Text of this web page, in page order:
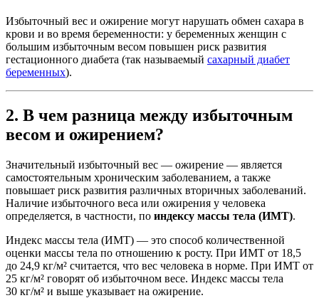
Избыточный вес и ожирение могут нарушать обмен сахара в
крови и во время беременности: у беременных женщин с
большим избыточным весом повышен риск развития
гестационного диабета (так называемый сахарный диабет
беременных).
2. В чем разница между избыточным
весом и ожирением?
Значительный избыточный вес — ожирение — является
самостоятельным хроническим заболеванием, а также
повышает риск развития различных вторичных заболеваний.
Наличие избыточного веса или ожирения у человека
определяется, в частности, по индексу массы тела (ИМТ).
Индекс массы тела (ИМТ) — это способ количественной
оценки массы тела по отношению к росту. При ИМТ от 18,5
до 24,9 кг/м² считается, что вес человека в норме. При ИМТ от
25 кг/м² говорят об избыточном весе. Индекс массы тела
30 кг/м² и выше указывает на ожирение.